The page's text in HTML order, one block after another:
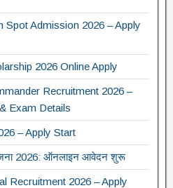
Spot Admission 2026 – Apply
2026 Online Apply
Recruitment 2026 –
Exam Details
– Apply Start
2026: ऑनलाइन आवेदन शुरू
Recruitment 2026 – Apply